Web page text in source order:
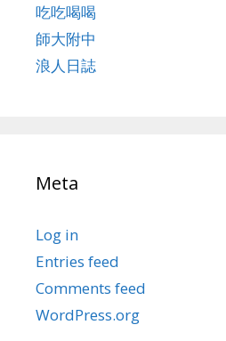
吃吃喝喝
師大附中
浪人日誌
Meta
Log in
Entries feed
Comments feed
WordPress.org